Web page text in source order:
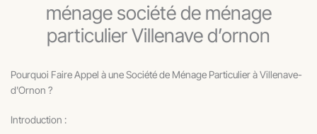
ménage société de ménage
particulier Villenave d’ornon
Pourquoi Faire Appel à une Société de Ménage Particulier à Villenave-
d'Ornon ?
Introduction :